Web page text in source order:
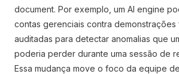
document. Por exemplo, um AI engine
contas gerenciais contra demonstrações
auditadas para detectar anomalias que
poderia perder durante uma sessão de
Essa mudança move o foco da equipe